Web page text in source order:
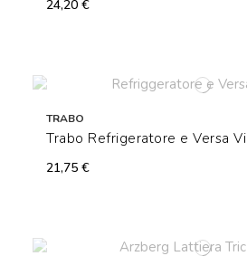
24,20 €
TRABO
Trabo Refrigeratore e Versa
21,75 €